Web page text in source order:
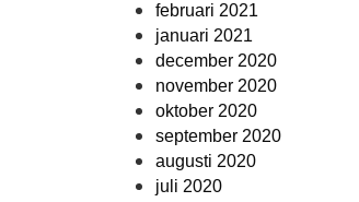
februari 2021
januari 2021
december 2020
november 2020
oktober 2020
september 2020
augusti 2020
juli 2020